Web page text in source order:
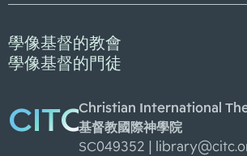
學像基督的教會
學像基督的門徒
CITCChristian International
基督教國際神學院
SC049352 |